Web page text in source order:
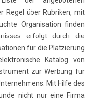
Regel über Rubriken, mit
Organisation finden
erfolgt durch die
für die Platzierung
Katalog von
zur Werbung für
Mit Hilfe des
nicht nur eine Firma